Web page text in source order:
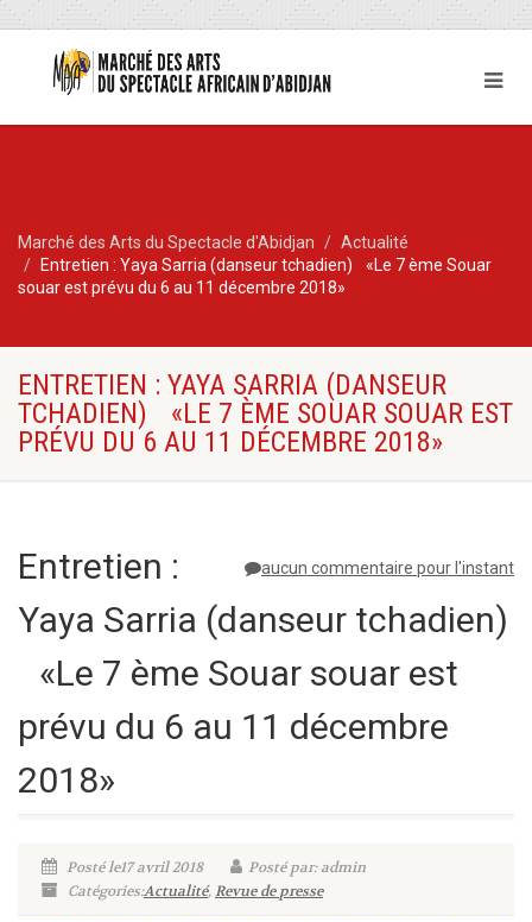
Marché des Arts du Spectacle d'Abidjan
Actualité
Entretien : Yaya Sarria (danseur tchadien) «Le 7 ème Souar
souar est prévu du 6 au 11 décembre 2018»
ENTRETIEN : YAYA SARRIA (DANSEUR
TCHADIEN) «LE 7 ÈME SOUAR SOUAR EST
PRÉVU DU 6 AU 11 DÉCEMBRE 2018»
aucun commentaire pour l'instant
Entretien :
Yaya Sarria (danseur tchadien)
«Le 7 ème Souar souar est
prévu du 6 au 11 décembre
2018»
Posté le17 avril 2018
Posté par: admin
Catégories:Actualité,Revue de presse